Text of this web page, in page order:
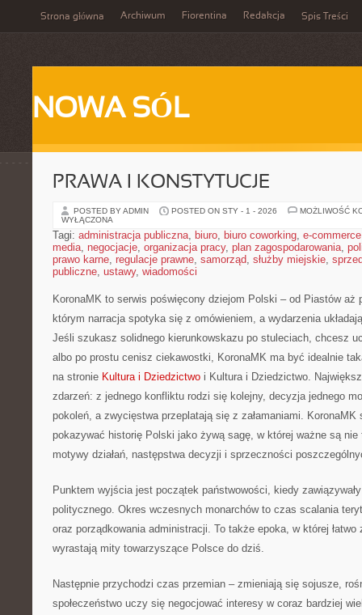
Strona główna Archiwum Fiorentina Redakcja Spis Treści
NOWA SÓL
PRAWA I KONSTYTUCJE
POSTED BY ADMIN POSTED ON STY - 1 - 2026
MOŻLIWOŚĆ
WYŁĄCZONA
Tagi: administracja publiczna, biuro, biuro coworking, e-commerce
media, negocjacje, organizacja pracy, plan zagospodarowania,
prawo karne, regulacje prawne, samorząd, służby miejskie,
publiczne, ustawy, wiadomości
KoronaMK to serwis poświęcony dziejom Polski – od Piastów aż
którym narracja spotyka się z omówieniem, a wydarzenia
Jeśli szukasz solidnego kierunkowskazu po stuleciach, chcesz
albo po prostu cenisz ciekawostki, KoronaMK ma być idealnie
na stronie Kultura i Dziedzictwo i Kultura i Dziedzictwo.
zdarzeń: z jednego konfliktu rodzi się kolejny, decyzja jednego
pokoleń, a zwycięstwa przeplatają się z załamaniami.
pokazywać historię Polski jako żywą sagę, w której ważne są
motywy działań, następstwa decyzji i sprzeczności
Punktem wyjścia jest początek państwowości, kiedy
politycznego. Okres wczesnych monarchów to czas scalania
oraz porządkowania administracji. To także epoka, w której
wyrastają mity towarzyszące Polsce do dziś.
Następnie przychodzi czas przemian – zmieniają się sojusze,
społeczeństwo uczy się negocjować interesy w coraz bardziej